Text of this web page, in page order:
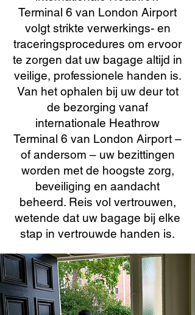
Terminal 6 van London Airport
volgt strikte verwerkings- en
traceringsprocedures om ervoor
te zorgen dat uw bagage altijd in
veilige, professionele handen is.
Van het ophalen bij uw deur tot
de bezorging vanaf
internationale Heathrow
Terminal 6 van London Airport –
of andersom – uw bezittingen
worden met de hoogste zorg,
beveiliging en aandacht
beheerd. Reis vol vertrouwen,
wetende dat uw bagage bij elke
stap in vertrouwde handen is.